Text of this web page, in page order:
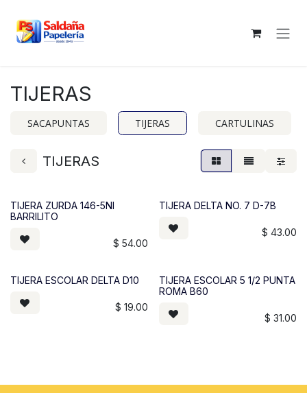
TIJERAS
SACAPUNTAS TIJERAS CARTULINAS
TIJERAS
TIJERA ZURDA 146-5NI
BARRILITO
$ 54.00
TIJERA DELTA NO. 7 D-7B
$ 43.00
TIJERA ESCOLAR DELTA D10
$ 19.00
TIJERA ESCOLAR 5 1/2 PUNTA
ROMA B60
$ 31.00